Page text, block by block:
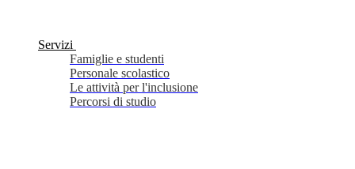
Servizi
Famiglie e studenti
Personale scolastico
Le attività per l'inclusione
Percorsi di studio